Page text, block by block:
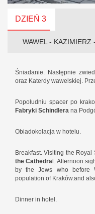
DZIEŃ 3
WAWEL - KAZIMIERZ
Śniadanie. Następnie
oraz Katerdy wawelskiej.
Popołudniu spacer po
Fabryki Schindlera na
Obiadokolacja w hotelu.
Breakfast. Visiting the Royal
the Cathedra l. Afternoon
by the Jews who before
population of Kraków.and
Dinner in hotel.